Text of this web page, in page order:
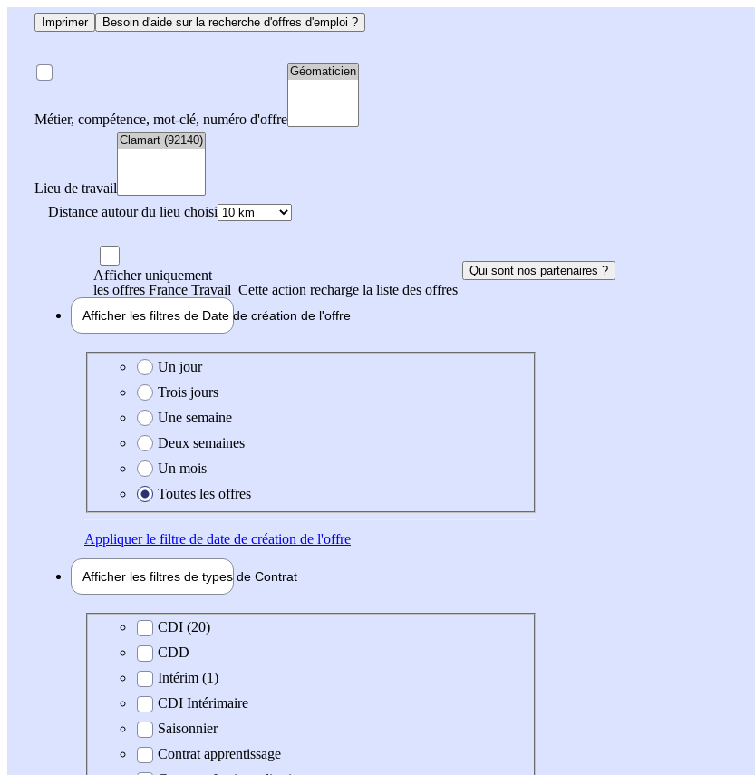
Imprimer Besoin d'aide sur la recherche d'offres d'emploi ?
Métier, compétence, mot-clé, numéro d'offre
Lieu de travail
Distance autour du lieu choisi
Afficher uniquement
les offres France Travail Cette action recharge la liste des offres
Qui sont nos partenaires ?
Afficher les filtres de Date de création de l'offre
Date de création de l'offre
Un jour
Trois jours
Une semaine
Deux semaines
Un mois
Toutes les offres
Appliquerle filtre de date de création de l'offre
Afficher les filtres de types de Contrat
Type de contratCDI (20)
CDD
Intérim (1)
CDI Intérimaire
Saisonnier
Contrat apprentissage